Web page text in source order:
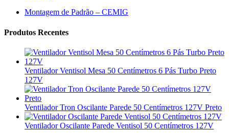
Montagem de Padrão – CEMIG
Produtos Recentes
Ventilador Ventisol Mesa 50 Centímetros 6 Pás Turbo Preto
127V
Ventilador Tron Oscilante Parede 50 Centímetros 127V Preto
Ventilador Oscilante Parede Ventisol 50 Centímetros 127V